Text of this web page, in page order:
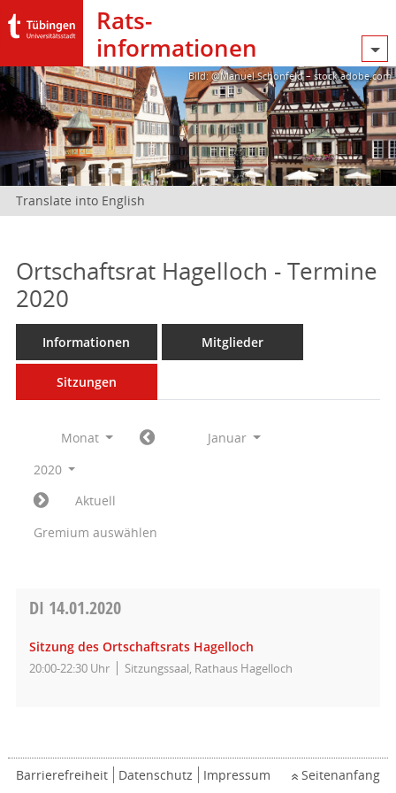
Rats­
informationen
Bild: @Manuel Schönfeld – stock.adobe.com
Translate into English
Ortschaftsrat Hagelloch - Termine
2020
Informationen Mitglieder
Sitzungen
Monat
Januar
2020
Aktuell
Gremium auswählen
DI 14.01.2020
Sitzung des Ortschaftsrats Hagelloch
20:00-22:30 Uhr Sitzungssaal, Rathaus Hagelloch
Barrierefreiheit Datenschutz Impressum Seitenanfang